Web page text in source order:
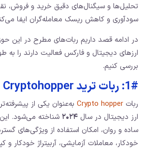
تحلیل‌ها و سیگنال‌های دقیق خرید و فروش،
سودآوری و کاهش ریسک معامله‌گران ایفا
در ادامه قصد داریم ربات‌های مطرح در این
ارزهای دیجیتال و فارکس فعالیت دارند را به
بررسی کنیم.
1#: ربات ترید Cryptohopper
ربات Crypto hopper به‌عنوان یکی از
ارز دیجیتال در سال ۲۰۲۴ شناخته می‌شود. این
ساده و روان، امکان استفاده از ویژگی‌های
خودکار، معاملات آزمایشی، آربیتراژ خودکار و